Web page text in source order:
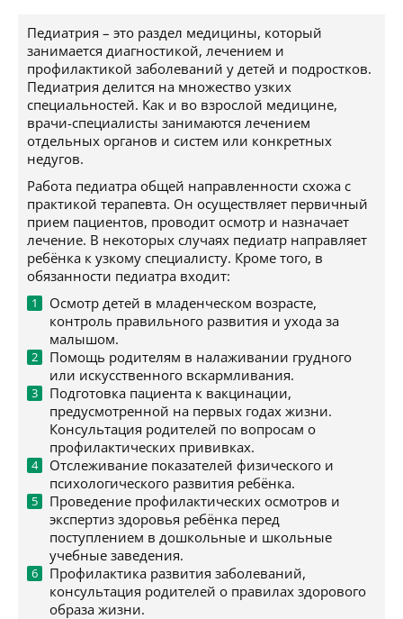
Педиатрия – это раздел медицины, который
занимается диагностикой, лечением и
профилактикой заболеваний у детей и подростков.
Педиатрия делится на множество узких
специальностей. Как и во взрослой медицине,
врачи-специалисты занимаются лечением
отдельных органов и систем или конкретных
недугов.
Работа педиатра общей направленности схожа с
практикой терапевта. Он осуществляет первичный
прием пациентов, проводит осмотр и назначает
лечение. В некоторых случаях педиатр направляет
ребёнка к узкому специалисту. Кроме того, в
обязанности педиатра входит:
Осмотр детей в младенческом возрасте,
контроль правильного развития и ухода за
малышом.
Помощь родителям в налаживании грудного
или искусственного вскармливания.
Подготовка пациента к вакцинации,
предусмотренной на первых годах жизни.
Консультация родителей по вопросам о
профилактических прививках.
Отслеживание показателей физического и
психологического развития ребёнка.
Проведение профилактических осмотров и
экспертиз здоровья ребёнка перед
поступлением в дошкольные и школьные
учебные заведения.
Профилактика развития заболеваний,
консультация родителей о правилах здорового
образа жизни.